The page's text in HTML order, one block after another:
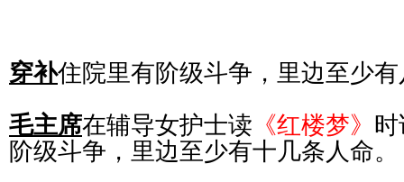
穿补住院里有阶级斗争，里边至少
毛主席在辅导女护士读 《红楼梦》
阶级斗争，里边至少有十几条人命。